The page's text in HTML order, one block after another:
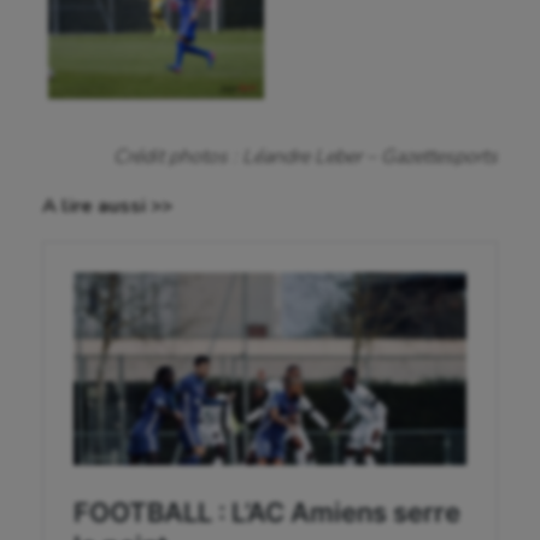
Jeux Olympiques et Paralympiques
Natation
Natation artistique
Omnisports
Outdoor
Paddle
Parkour
Crédit photos : Léandre Leber – Gazettesports
A lire aussi >>